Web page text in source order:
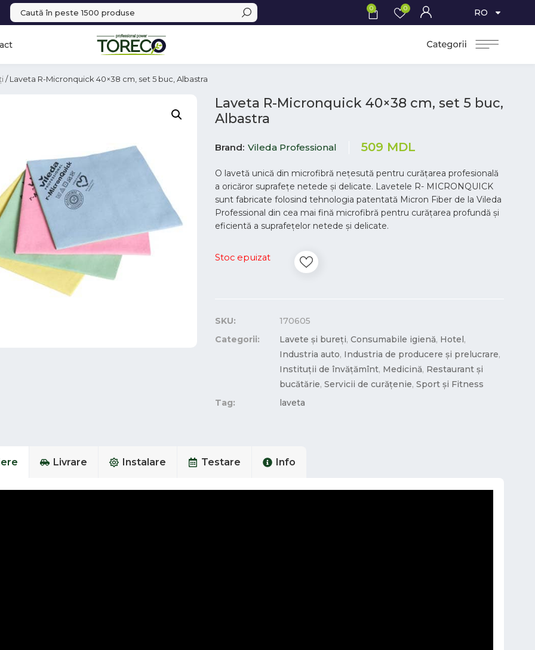
0 0 RO
/ Laveta R-Micronquick 40×38 cm, set 5 buc, Albastra
Laveta R-Micronquick 40×38 cm, set 5 buc,
Albastra
Brand Vileda Professional 509 MDL
O lavetă unică din microfibră nețesută pentru curățarea profesională
a oricăror suprafețe netede și delicate. Lavetele R- MICRONQUICK
sunt fabricate folosind tehnologia patentată Micron Fiber de la Vileda
Professional din cea mai fină microfibră pentru curățarea profundă și
eficientă a suprafețelor netede și delicate.
Stoc epuizat
SKU:
170605
Categorii:
Lavete și bureți,Consumabile igienă, Hotel ,
Industria auto, Industria de producere și prelucrare,
Instituții de învățămînt, Medicină, Restaurant și
bucătărie,Servicii de curățenie,Sport și Fitness
Tag:
laveta
Livrare Instalare Testare Info